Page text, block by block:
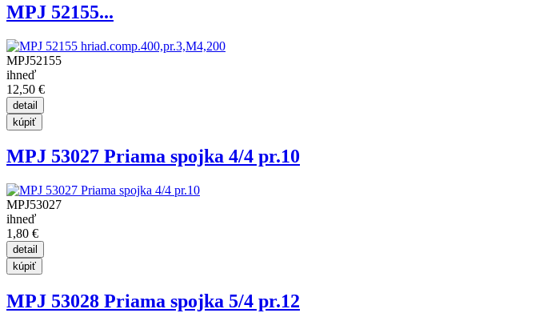
MPJ 52155...
MPJ52155
ihneď
12,50 €
MPJ 53027 Priama spojka 4/4 pr.10
MPJ53027
ihneď
1,80 €
MPJ 53028 Priama spojka 5/4 pr.12